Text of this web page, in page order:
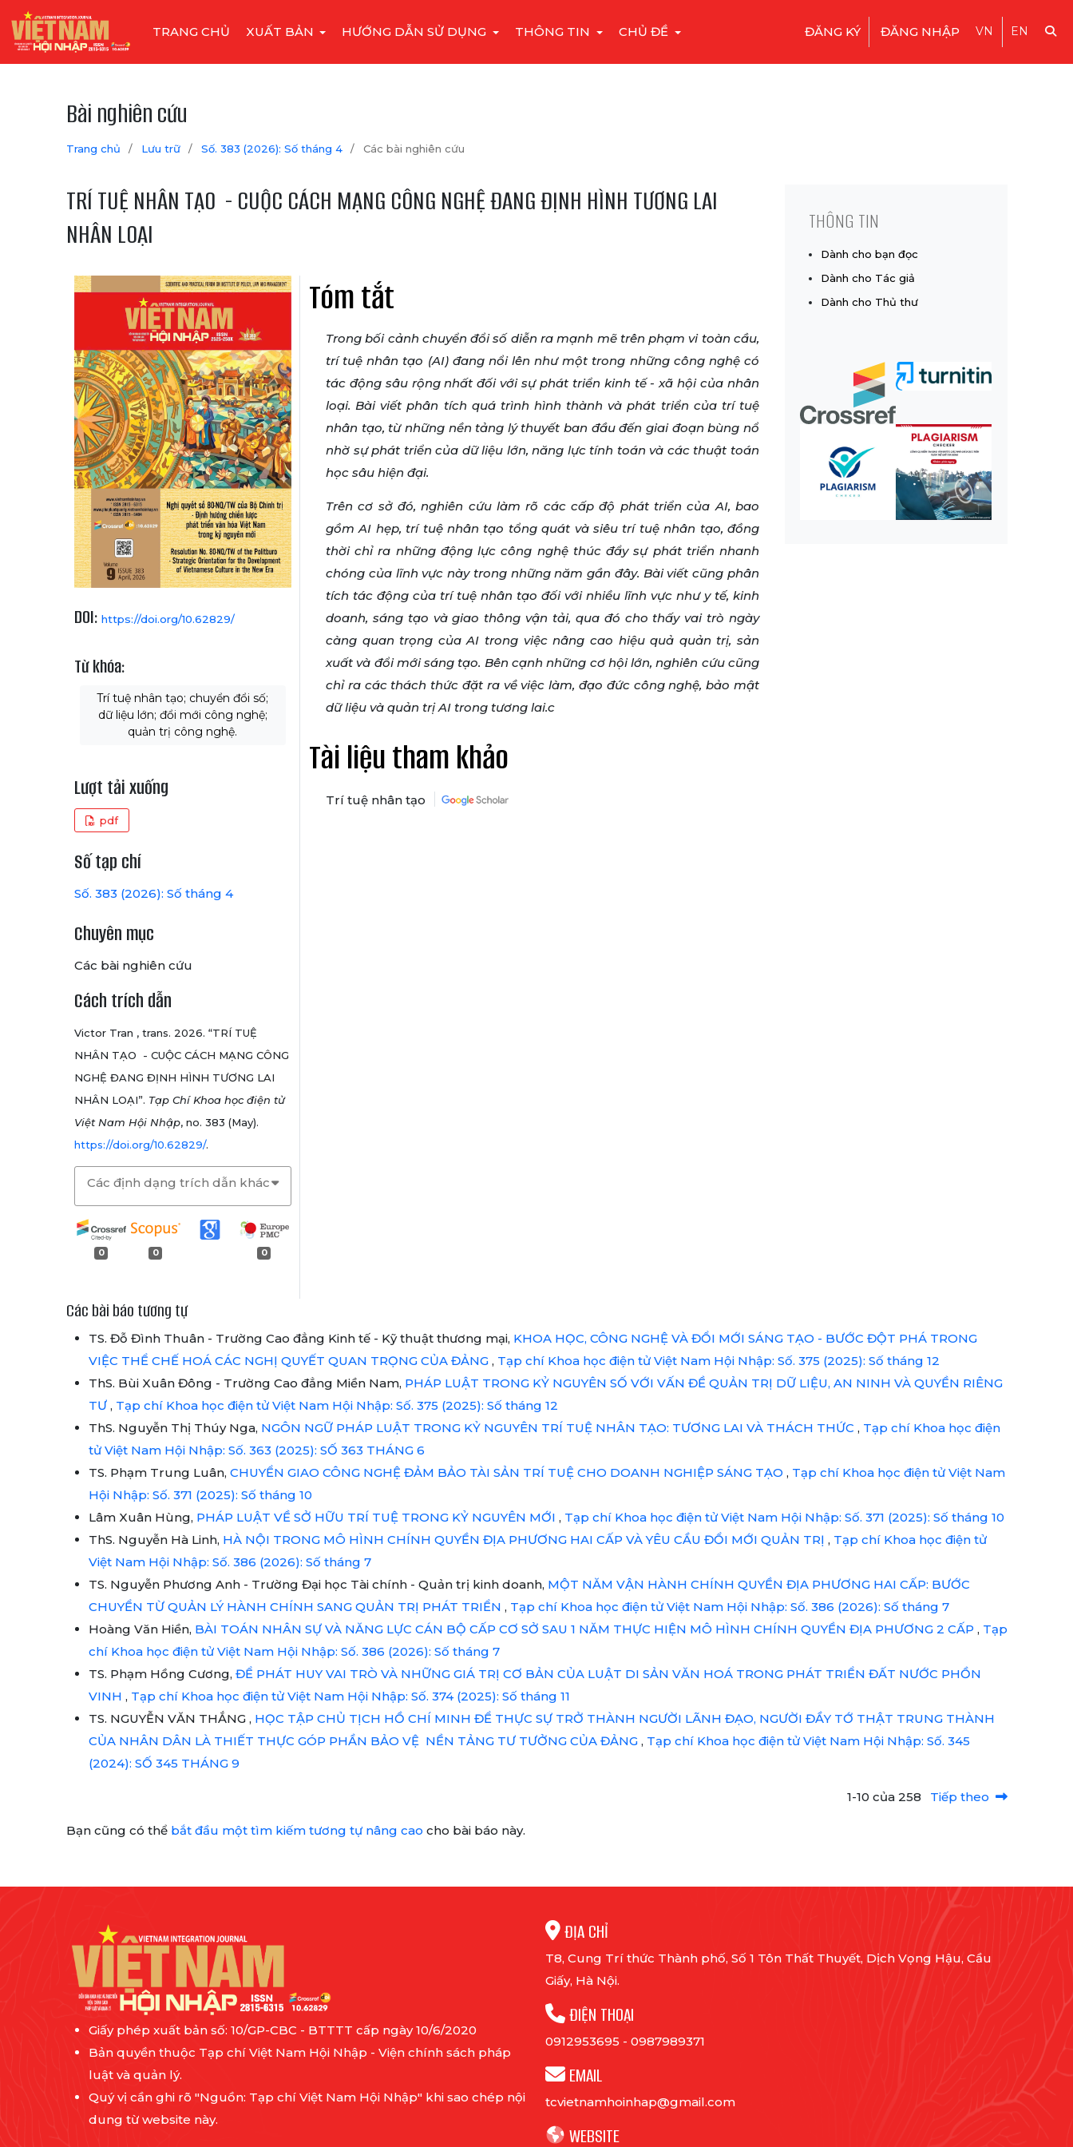
TRANG CHỦ XUẤT BẢN HƯỚNG DẪN SỬ DỤNG THÔNG TIN CHỦ ĐỀ ĐĂNG KÝ ĐĂNG NHẬP VN EN
Bài nghiên cứu
Trang chủ / Lưu trữ / Số. 383 (2026): Số tháng 4 / Các bài nghiên cứu
TRÍ TUỆ NHÂN TẠO - CUỘC CÁCH MẠNG CÔNG NGHỆ ĐANG ĐỊNH HÌNH TƯƠNG LAI
NHÂN LOẠI
DOI: https://doi.org/10.62829/
Từ khóa:
Trí tuệ nhân tạo; chuyển đổi số;
dữ liệu lớn; đổi mới công nghệ;
quản trị công nghệ.
Lượt tải xuống
pdf
Số tạp chí
Số. 383 (2026): Số tháng 4
Chuyên mục
Các bài nghiên cứu
Cách trích dẫn
Victor Tran , trans. 2026. “TRÍ TUỆ
NHÂN TẠO - CUỘC CÁCH MẠNG CÔNG
NGHỆ ĐANG ĐỊNH HÌNH TƯƠNG LAI
NHÂN LOẠI”. Tạp Chí Khoa học điện tử
Việt Nam Hội Nhập, no. 383 (May).
https://doi.org/10.62829/.
Các định dạng trích dẫn khác
0 0 0
Tóm tắt
Trong bối cảnh chuyển đổi số diễn ra mạnh mẽ trên phạm vi toàn cầu,
trí tuệ nhân tạo (AI) đang nổi lên như một trong những công nghệ có
tác động sâu rộng nhất đối với sự phát triển kinh tế - xã hội của nhân
loại. Bài viết phân tích quá trình hình thành và phát triển của trí tuệ
nhân tạo, từ những nền tảng lý thuyết ban đầu đến giai đoạn bùng nổ
nhờ sự phát triển của dữ liệu lớn, năng lực tính toán và các thuật toán
học sâu hiện đại.
Trên cơ sở đó, nghiên cứu làm rõ các cấp độ phát triển của AI, bao
gồm AI hẹp, trí tuệ nhân tạo tổng quát và siêu trí tuệ nhân tạo, đồng
thời chỉ ra những động lực công nghệ thúc đẩy sự phát triển nhanh
chóng của lĩnh vực này trong những năm gần đây. Bài viết cũng phân
tích tác động của trí tuệ nhân tạo đối với nhiều lĩnh vực như y tế, kinh
doanh, sáng tạo và giao thông vận tải, qua đó cho thấy vai trò ngày
càng quan trọng của AI trong việc nâng cao hiệu quả quản trị, sản
xuất và đổi mới sáng tạo. Bên cạnh những cơ hội lớn, nghiên cứu cũng
chỉ ra các thách thức đặt ra về việc làm, đạo đức công nghệ, bảo mật
dữ liệu và quản trị AI trong tương lai.c
Tài liệu tham khảo
Trí tuệ nhân tạo
THÔNG TIN
Dành cho bạn đọc
Dành cho Tác giả
Dành cho Thủ thư
Các bài báo tương tự
TS. Đỗ Đình Thuân - Trường Cao đẳng Kinh tế - Kỹ thuật thương mại, KHOA HỌC, CÔNG NGHỆ VÀ ĐỔI MỚI SÁNG TẠO - BƯỚC ĐỘT PHÁ TRONG
VIỆC THỂ CHẾ HOÁ CÁC NGHỊ QUYẾT QUAN TRỌNG CỦA ĐẢNG , Tạp chí Khoa học điện tử Việt Nam Hội Nhập: Số. 375 (2025): Số tháng 12
ThS. Bùi Xuân Đông - Trường Cao đẳng Miền Nam, PHÁP LUẬT TRONG KỶ NGUYÊN SỐ VỚI VẤN ĐỀ QUẢN TRỊ DỮ LIỆU, AN NINH VÀ QUYỀN RIÊNG
TƯ , Tạp chí Khoa học điện tử Việt Nam Hội Nhập: Số. 375 (2025): Số tháng 12
ThS. Nguyễn Thị Thúy Nga, NGÔN NGỮ PHÁP LUẬT TRONG KỶ NGUYÊN TRÍ TUỆ NHÂN TẠO: TƯƠNG LAI VÀ THÁCH THỨC , Tạp chí Khoa học điện
tử Việt Nam Hội Nhập: Số. 363 (2025): SỐ 363 THÁNG 6
TS. Phạm Trung Luân, CHUYỂN GIAO CÔNG NGHỆ ĐẢM BẢO TÀI SẢN TRÍ TUỆ CHO DOANH NGHIỆP SÁNG TẠO , Tạp chí Khoa học điện tử Việt Nam
Hội Nhập: Số. 371 (2025): Số tháng 10
Lâm Xuân Hùng, PHÁP LUẬT VỀ SỞ HỮU TRÍ TUỆ TRONG KỶ NGUYÊN MỚI , Tạp chí Khoa học điện tử Việt Nam Hội Nhập: Số. 371 (2025): Số tháng 10
ThS. Nguyễn Hà Linh, HÀ NỘI TRONG MÔ HÌNH CHÍNH QUYỀN ĐỊA PHƯƠNG HAI CẤP VÀ YÊU CẦU ĐỔI MỚI QUẢN TRỊ , Tạp chí Khoa học điện tử
Việt Nam Hội Nhập: Số. 386 (2026): Số tháng 7
TS. Nguyễn Phương Anh - Trường Đại học Tài chính - Quản trị kinh doanh, MỘT NĂM VẬN HÀNH CHÍNH QUYỀN ĐỊA PHƯƠNG HAI CẤP: BƯỚC
CHUYỂN TỪ QUẢN LÝ HÀNH CHÍNH SANG QUẢN TRỊ PHÁT TRIỂN , Tạp chí Khoa học điện tử Việt Nam Hội Nhập: Số. 386 (2026): Số tháng 7
Hoàng Văn Hiền, BÀI TOÁN NHÂN SỰ VÀ NĂNG LỰC CÁN BỘ CẤP CƠ SỞ SAU 1 NĂM THỰC HIỆN MÔ HÌNH CHÍNH QUYỀN ĐỊA PHƯƠNG 2 CẤP , Tạp
chí Khoa học điện tử Việt Nam Hội Nhập: Số. 386 (2026): Số tháng 7
TS. Phạm Hồng Cương, ĐỂ PHÁT HUY VAI TRÒ VÀ NHỮNG GIÁ TRỊ CƠ BẢN CỦA LUẬT DI SẢN VĂN HOÁ TRONG PHÁT TRIỂN ĐẤT NƯỚC PHỒN
VINH , Tạp chí Khoa học điện tử Việt Nam Hội Nhập: Số. 374 (2025): Số tháng 11
TS. NGUYỄN VĂN THẮNG , HỌC TẬP CHỦ TỊCH HỒ CHÍ MINH ĐỂ THỰC SỰ TRỞ THÀNH NGƯỜI LÃNH ĐẠO, NGƯỜI ĐẦY TỚ THẬT TRUNG THÀNH
CỦA NHÂN DÂN LÀ THIẾT THỰC GÓP PHẦN BẢO VỆ NỀN TẢNG TƯ TƯỞNG CỦA ĐẢNG , Tạp chí Khoa học điện tử Việt Nam Hội Nhập: Số. 345
(2024): SỐ 345 THÁNG 9
1-10 của 258 Tiếp theo
Bạn cũng có thể bắt đầu một tìm kiếm tương tự nâng cao cho bài báo này.
Giấy phép xuất bản số: 10/GP-CBC - BTTTT cấp ngày 10/6/2020
Bản quyền thuộc Tạp chí Việt Nam Hội Nhập - Viện chính sách pháp
luật và quản lý.
Quý vị cần ghi rõ "Nguồn: Tạp chí Việt Nam Hội Nhập" khi sao chép nội
dung từ website này.
ĐỊA CHỈ
T8, Cung Trí thức Thành phố, Số 1 Tôn Thất Thuyết, Dịch Vọng Hậu, Cầu
Giấy, Hà Nội.
ĐIỆN THOẠI
0912953695 - 0987989371
EMAIL
tcvietnamhoinhap@gmail.com
WEBSITE